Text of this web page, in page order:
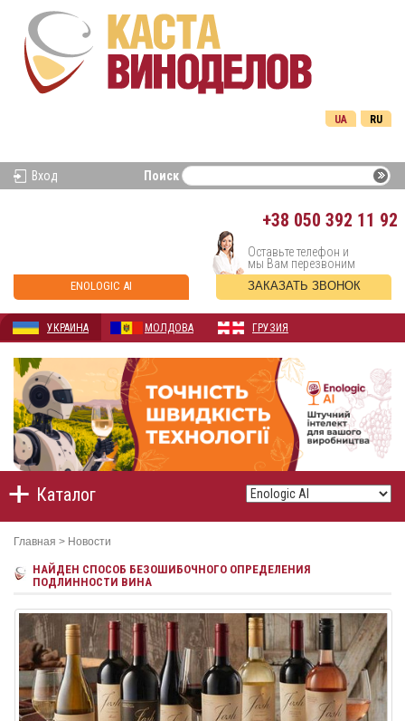
RU
UA
Вход Поиск
+38 050 392 11 92
ENOLOGIC AI
Оставьте телефон и
мы Вам перезвоним
ЗАКАЗАТЬ ЗВОНОК
УКРАИНА МОЛДОВА ГРУЗИЯ
Каталог
Главная > Новости
НАЙДЕН СПОСОБ БЕЗОШИБОЧНОГО ОПРЕДЕЛЕНИЯ
ПОДЛИННОСТИ ВИНА